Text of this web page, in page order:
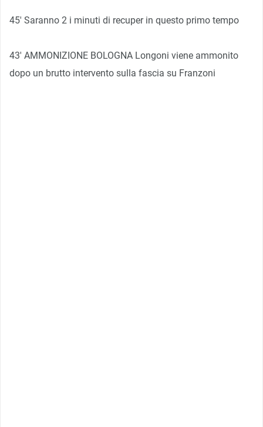
45′ Saranno 2 i minuti di recuper in questo primo tempo
43′ AMMONIZIONE BOLOGNA Longoni viene ammonito
dopo un brutto intervento sulla fascia su Franzoni